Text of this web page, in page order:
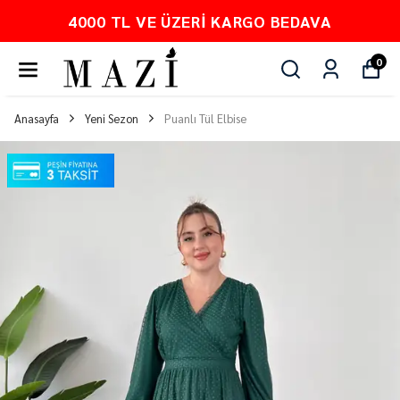
4000 TL VE ÜZERI KARGO BEDAVA
0
Anasayfa Yeni Sezon Puanlı Tül Elbise